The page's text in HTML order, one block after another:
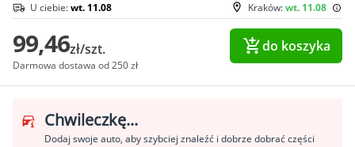
Kraków:wt. 11.08
U ciebie:wt. 11.08
99,46zł/szt.
Darmowa dostawa od 250 zł
do koszyka
Chwileczkę...
Dodaj swoje auto, aby szybciej znaleźć i dobrze dobrać części